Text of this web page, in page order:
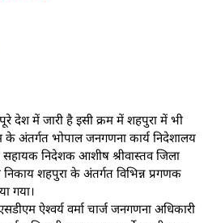
देश में जारी है इसी क्रम में शहपुरा में भी
अंतर्गत भोपाल जनगणना कार्य निदेशालय
निदेशक आशीष श्रीवास्तव जिला
निकाय शहपुरा के अंतर्गत विभिन्न प्रगणक
गया।
ऐश्वर्य वर्मा चार्ज जनगणना अधिकारी